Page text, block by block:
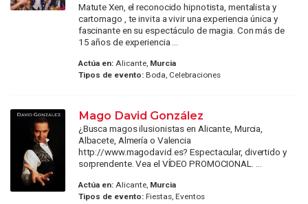
Matute Xen, el reconocido hipnotista, mentalista y
cartomago , te invita a vivir una experiencia única y
fascinante en su espectáculo de magia. Con más de
15 años de experiencia ...
Actúa en:Alicante, Murcia
Tipos de evento:Boda, Celebraciones
Mago David González
¿Busca magos ilusionistas en Alicante, Murcia,
Albacete, Almería o Valencia
http://www.magodavid.es? Espectacular, divertido y
sorprendente. Vea el VÍDEO PROMOCIONAL. ...
Actúa en:Alicante, Murcia
Tipos de evento:Fiestas, Eventos